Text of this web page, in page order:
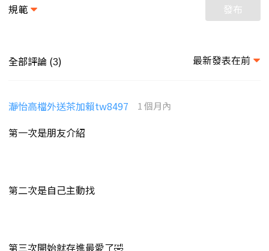
規範 發布
全部評論 (3) 最新發表在前
瀞怡高檔外送茶加賴tw8497 1 個月內
第一次是朋友介紹
第二次是自己主動找
第三次開始就存進最愛了🤣